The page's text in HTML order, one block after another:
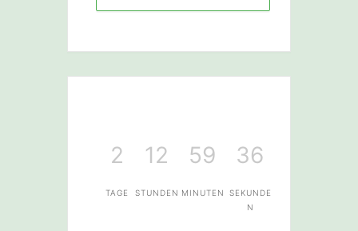
2
TAGE
12
STUNDEN
59
MINUTEN
36
SEKUNDE
N